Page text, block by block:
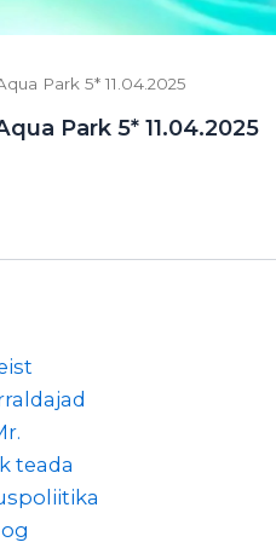
Park 5* 11.04.2025
Park 5* 11.04.2025
teada